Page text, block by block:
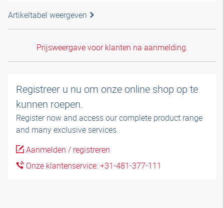
Artikeltabel weergeven
Prijsweergave voor klanten na aanmelding.
Registreer u nu om onze online shop op te
kunnen roepen.
Register now and access our complete product range
and many exclusive services.
Aanmelden / registreren
Onze klantenservice: +31-481-377-111